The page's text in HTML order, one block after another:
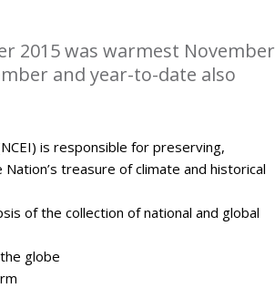
2015 was warmest November
and year-to-date also
is responsible for preserving,
treasure of climate and historical
of the collection of national and global
globe